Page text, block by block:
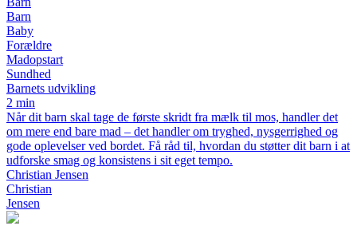
Barn
Baby
Forældre
Madopstart
Sundhed
Barnets udvikling
2 min
Når dit barn skal tage de første skridt fra mælk til mos, handler det
om mere end bare mad – det handler om tryghed, nysgerrighed og
gode oplevelser ved bordet. Få råd til, hvordan du støtter dit barn i at
udforske smag og konsistens i sit eget tempo.
Christian Jensen
Christian
Jensen